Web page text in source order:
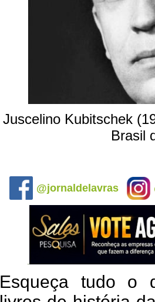
Juscelino Kubitschek
Brasil
@jornaldelavras
Esqueça tudo o